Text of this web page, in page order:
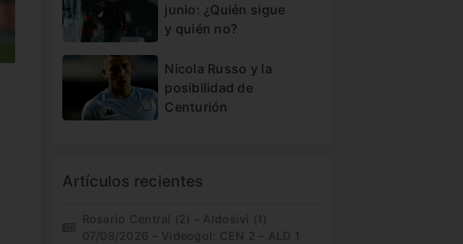
junio: ¿Quién sigue
y quién no?
Nicola Russo y la
posibilidad de
Centurión
Artículos recientes
Rosario Central (2) – Aldosivi (1)
07/08/2026 – Videogol: CEN 2 – ALD 1